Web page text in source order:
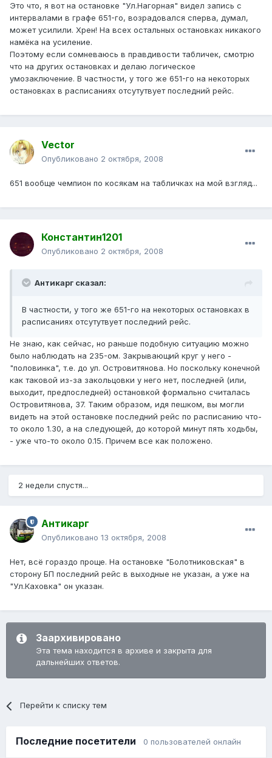
Это что, я вот на остановке "Ул.Нагорная" видел запись с
интервалами в графе 651-го, возрадовался сперва, думал,
может усилили. Хрен! На всех остальных остановках никакого
намёка на усиление.
Поэтому если сомневаюсь в правдивости табличек, смотрю
что на других остановках и делаю логическое
умозаключение. В частности, у того же 651-го на некоторых
остановках в расписаниях отсутутвует последний рейс.
Vector
Опубликовано 2 октября, 2008
651 вообще чемпион по косякам на табличках на мой взгляд...
Константин1201
Опубликовано 2 октября, 2008
Антикарг сказал:
В частности, у того же 651-го на некоторых остановках в
расписаниях отсутутвует последний рейс.
Не знаю, как сейчас, но раньше подобную ситуацию можно
было наблюдать на 235-ом. Закрывающий круг у него -
"половинка", т.е. до ул. Островитянова. Но поскольку конечной
как таковой из-за закольцовки у него нет, последней (или,
выходит, предпоследней) остановкой формально считалась
Островитянова, 37. Таким образом, идя пешком, вы могли
видеть на этой остановке последний рейс по расписанию что-
то около 1.30, а на следующей, до которой минут пять ходьбы,
- уже что-то около 0.15. Причем все как положено.
2 недели спустя...
Антикарг
Опубликовано 13 октября, 2008
Нет, всё гораздо проще. На остановке "Болотниковская" в
сторону БП последний рейс в выходные не указан, а уже на
"Ул.Каховка" он указан.
Заархивировано
Эта тема находится в архиве и закрыта для
дальнейших ответов.
Перейти к списку тем
Последние посетители 0 пользователей онлайн